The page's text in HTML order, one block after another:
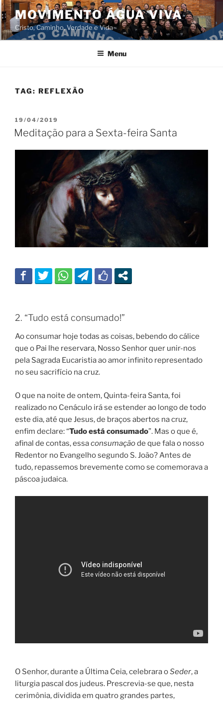
Pular
para
o
conteúdo
MOVIMENTO ÁGUA VIVA
Cristo, Caminho, Verdade e Vida
Menu
TAG: REFLEXÃO
PUBLICADO
EM
19/04/2019
Meditação para a Sexta-feira Santa
2. “Tudo está consumado!”
Ao consumar hoje todas as coisas, bebendo do cálice
que o Pai lhe reservara, Nosso Senhor quer unir-nos
pela Sagrada Eucaristia ao amor infinito representado
no seu sacrifício na cruz.
O que na noite de ontem, Quinta-feira Santa, foi
realizado no Cenáculo irá se estender ao longo de todo
este dia, até que Jesus, de braços abertos na cruz,
enfim declare: “Tudo está consumado”. Mas o que é,
afinal de contas, essaconsumaçãode que fala o nosso
Redentor no Evangelho segundo S. João? Antes de
tudo, repassemos brevemente como se comemorava a
páscoa judaica.
O Senhor, durante a Última Ceia, celebrara oSeder, a
liturgia pascal dos judeus. Prescrevia-se que, nesta
cerimônia, dividida em quatro grandes partes,